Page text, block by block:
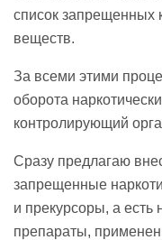
список запрещенных
веществ.
За всеми этими
оборота
контролирующий
Сразу предлагаю
запрещенные
и прекурсоры, а есть
препараты,